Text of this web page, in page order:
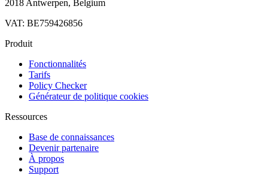
2018 Antwerpen, Belgium
VAT: BE759426856
Produit
Fonctionnalités
Tarifs
Policy Checker
Générateur de politique cookies
Ressources
Base de connaissances
Devenir partenaire
À propos
Support